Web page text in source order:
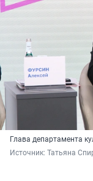
Глава департамента
Источник: Татьяна